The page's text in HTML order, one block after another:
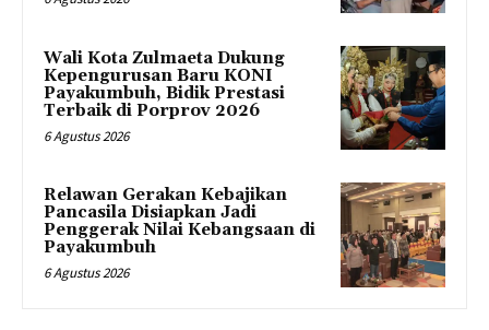
Wali Kota Zulmaeta Dukung
Kepengurusan Baru KONI
Payakumbuh, Bidik Prestasi
Terbaik di Porprov 2026
6 Agustus 2026
Relawan Gerakan Kebajikan
Pancasila Disiapkan Jadi
Penggerak Nilai Kebangsaan di
Payakumbuh
6 Agustus 2026